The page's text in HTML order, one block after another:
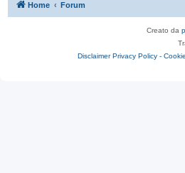
Home Forum
Creato da
Disclaimer Privacy Policy -